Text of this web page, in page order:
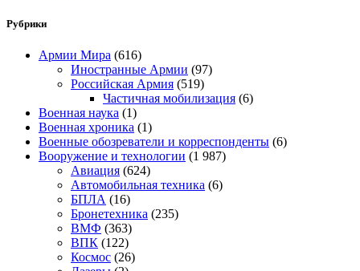
Рубрики
Армии Мира (616)
Иностранные Армии (97)
Российская Армия (519)
Частичная мобилизация (6)
Военная наука (1)
Военная хроника (1)
Военные обозреватели и корреспонденты (6)
Вооружение и технологии (1 987)
Авиация (624)
Автомобильная техника (6)
БПЛА (16)
Бронетехника (235)
ВМФ (363)
ВПК (122)
Космос (26)